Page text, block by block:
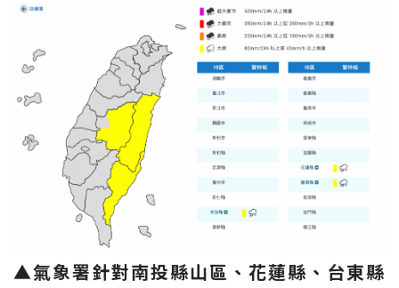
▲氣象署針對南投縣山區、花蓮縣、台東縣